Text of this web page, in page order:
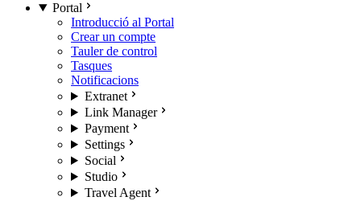
Portal
Introducció al Portal
Crear un compte
Tauler de control
Tasques
Notificacions
Extranet
Link Manager
Payment
Settings
Social
Studio
Travel Agent